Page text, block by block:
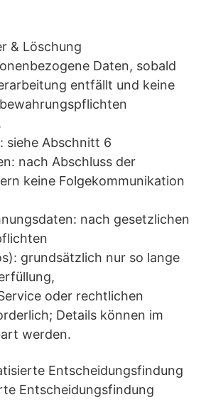
& Löschung
Daten, sobald
entfällt und keine
siehe Abschnitt 6
nach Abschluss der
keine Folgekommunikation
nach gesetzlichen
grundsätzlich nur so lange
oder rechtlichen
Details können im
werden.
Entscheidungsfindung
Entscheidungsfindung